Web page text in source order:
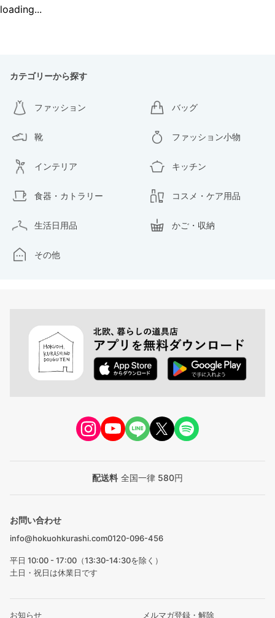
loading...
カテゴリーから探す
ファッション バッグ
靴 ファッション小物
インテリア キッチン
食器・カトラリー コスメ・ケア用品
生活日用品 かご・収納
その他
配送料 全国一律 580円
お問い合わせ
info@hokuohkurashi.com0120-096-456
平日 10:00 - 17:00（13:30-14:30を除く）
土日・祝日は休業日です
お知らせ メルマガ登録・解除